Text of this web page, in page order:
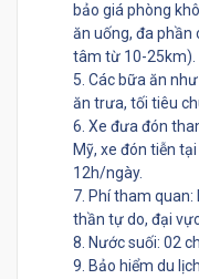
bảo giá phòng
ăn uống, đa phần
tâm từ 10-25km).
5. Các bữa ăn
ăn trưa, tối tiêu
6. Xe đưa đón
Mỹ, xe đón tiễn
12h/ngày.
7. Phí tham
thần tự do, đại
8. Nước suối: 02
9. Bảo hiểm du